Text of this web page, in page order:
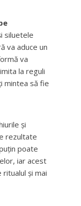
siluetele
va aduce un
va
la reguli
mintea să fie
și
rezultate
poate
iar acest
și mai